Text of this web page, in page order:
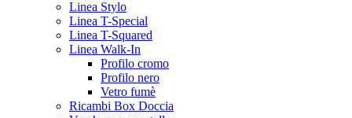
Linea Stylo
Linea T-Special
Linea T-Squared
Linea Walk-In
Profilo cromo
Profilo nero
Vetro fumè
Ricambi Box Doccia